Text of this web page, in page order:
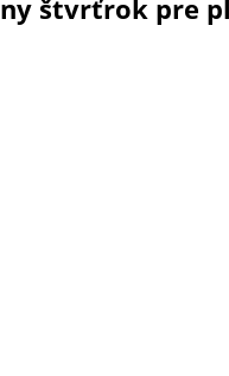
štvrťrok pre